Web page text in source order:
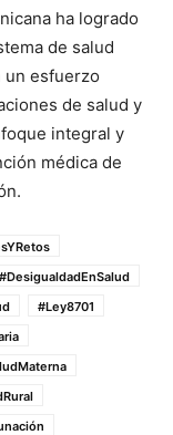
ha logrado
de salud
esfuerzo
de salud y
integral y
médica de
#DesigualdadEnSalud
#Ley8701